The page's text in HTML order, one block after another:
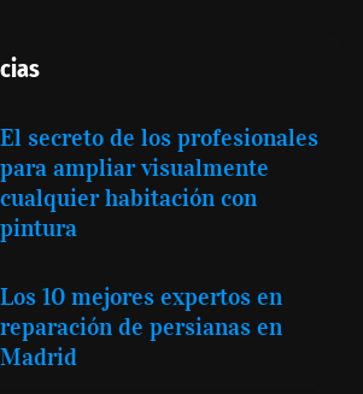
El secreto de los profesionales
para ampliar visualmente
cualquier habitación con
pintura
Los 10 mejores expertos en
reparación de persianas en
Madrid